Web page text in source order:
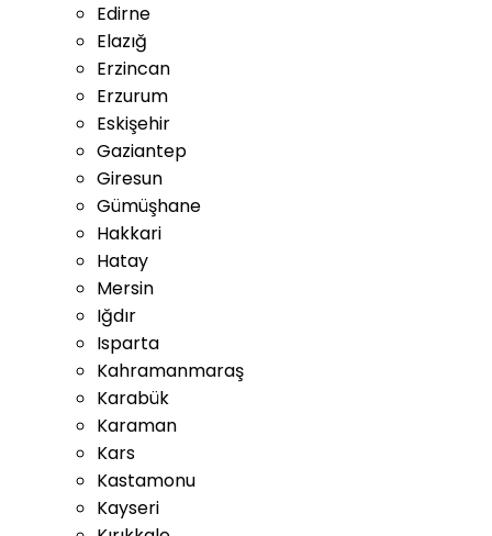
Edirne
Elazığ
Erzincan
Erzurum
Eskişehir
Gaziantep
Giresun
Gümüşhane
Hakkari
Hatay
Mersin
Iğdır
Isparta
Kahramanmaraş
Karabük
Karaman
Kars
Kastamonu
Kayseri